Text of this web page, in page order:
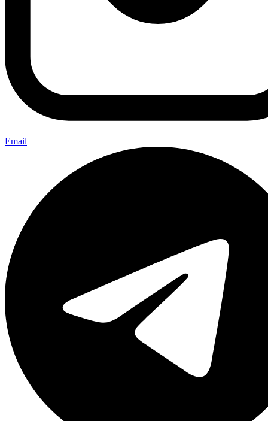
Email